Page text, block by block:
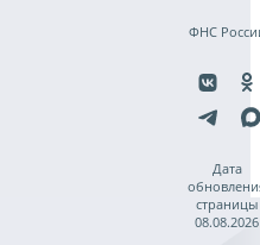
ФНС
Дата
страницы
08.08.2026